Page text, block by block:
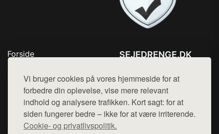
Vi bruger cookies på vores hjemmeside for at
forbedre din oplevelse, vise mere relevant
indhold og analysere trafikken. Kort sagt: for at
siden fungerer bedre – ikke for at være irriterende.
Cookie- og privatlivspolitik.
Forside
Top Rabatter
Kontakt
SEJEDRENGE.DK
Mail: hej@want.dk
Cookie- og privatlivspolitik